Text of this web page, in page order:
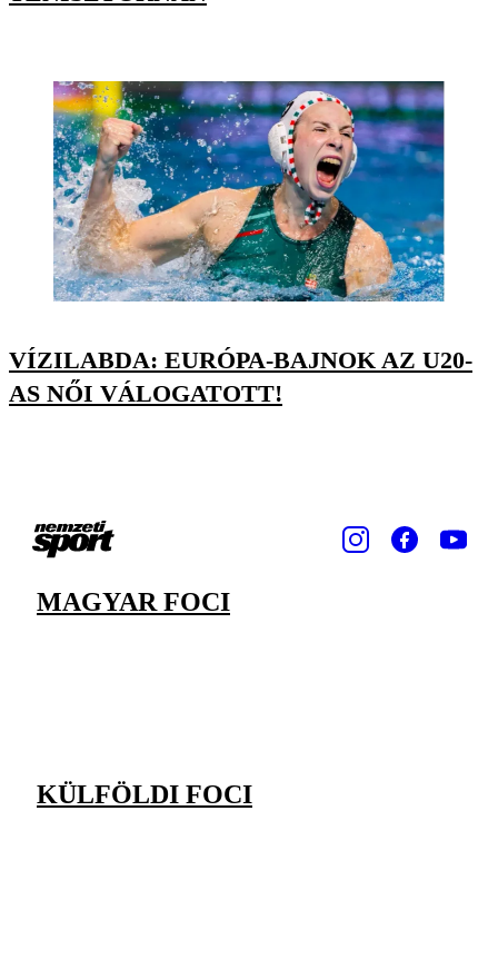
VÍZILABDA: EURÓPA-BAJNOK AZ U20-
AS NŐI VÁLOGATOTT!
MAGYAR FOCI
KÜLFÖLDI FOCI